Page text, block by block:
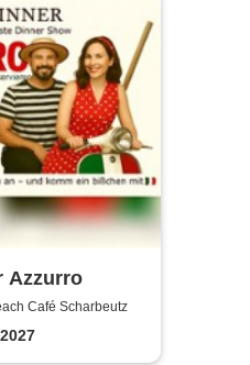
Azzurro
Café Scharbeutz